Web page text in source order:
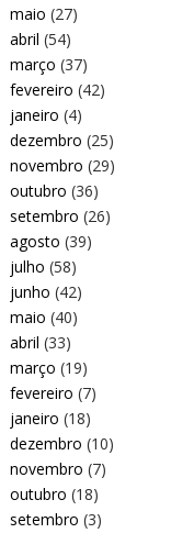
maio (27)
abril (54)
março (37)
fevereiro (42)
janeiro (4)
dezembro (25)
novembro (29)
outubro (36)
setembro (26)
agosto (39)
julho (58)
junho (42)
maio (40)
abril (33)
março (19)
fevereiro (7)
janeiro (18)
dezembro (10)
novembro (7)
outubro (18)
setembro (3)